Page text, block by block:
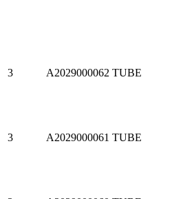
3 A2029000062 TUBE
3 A2029000061 TUBE